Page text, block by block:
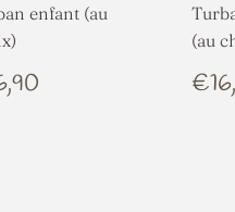
enfant (au
(au